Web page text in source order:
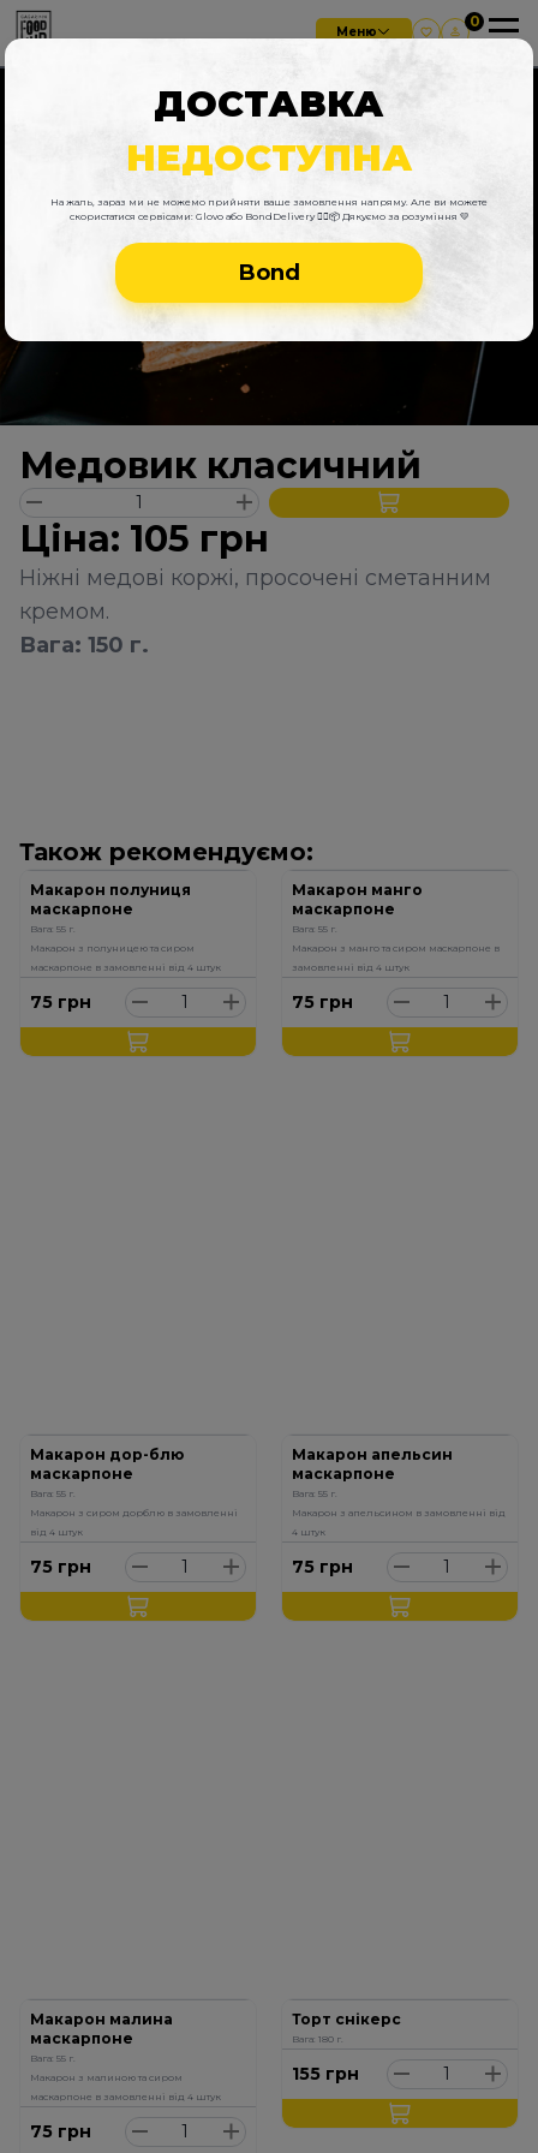
ДОСТАВКА
НЕДОСТУПНА
На жаль, зараз ми не можемо прийняти ваше замовлення напряму. Але ви можете
скористатися сервісами: Glovo або BondDelivery 🚴‍♂️📦 Дякуємо за розуміння 💛
Bond
Меню
Медовик класичний
Ціна: 105 грн
Ніжні медові коржі, просочені сметанним
кремом.
Вага: 150 г.
Також рекомендуємо:
Макарон полуниця
маскарпоне
Вага: 55 г.
Макарон з полуницею та сиром
маскарпоне в замовленні від 4 штук
75 грн
Макарон манго
маскарпоне
Вага: 55 г.
Макарон з манго та сиром маскарпоне в
замовленні від 4 штук
75 грн
Макарон дор-блю
маскарпоне
Вага: 55 г.
Макарон з сиром дорблю в замовленні
від 4 штук
75 грн
Макарон апельсин
маскарпоне
Вага: 55 г.
Макарон з апельсином в замовленні від
4 штук
75 грн
Макарон малина
маскарпоне
Вага: 55 г.
Макарон з малиною та сиром
маскарпоне в замовленні від 4 штук
75 грн
Торт снікерс
Вага: 180 г.
155 грн